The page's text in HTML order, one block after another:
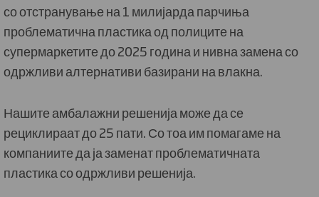
со отстранување на 1 милијарда парчиња
проблематична пластика од полиците на
супермаркетите до 2025 година и нивна замена со
одржливи алтернативи базирани на влакна.
Нашите амбалажни решенија може да се
рециклираат до 25 пати. Со тоа им помагаме на
компаниите да ја заменат проблематичната
пластика со одржливи решенија.